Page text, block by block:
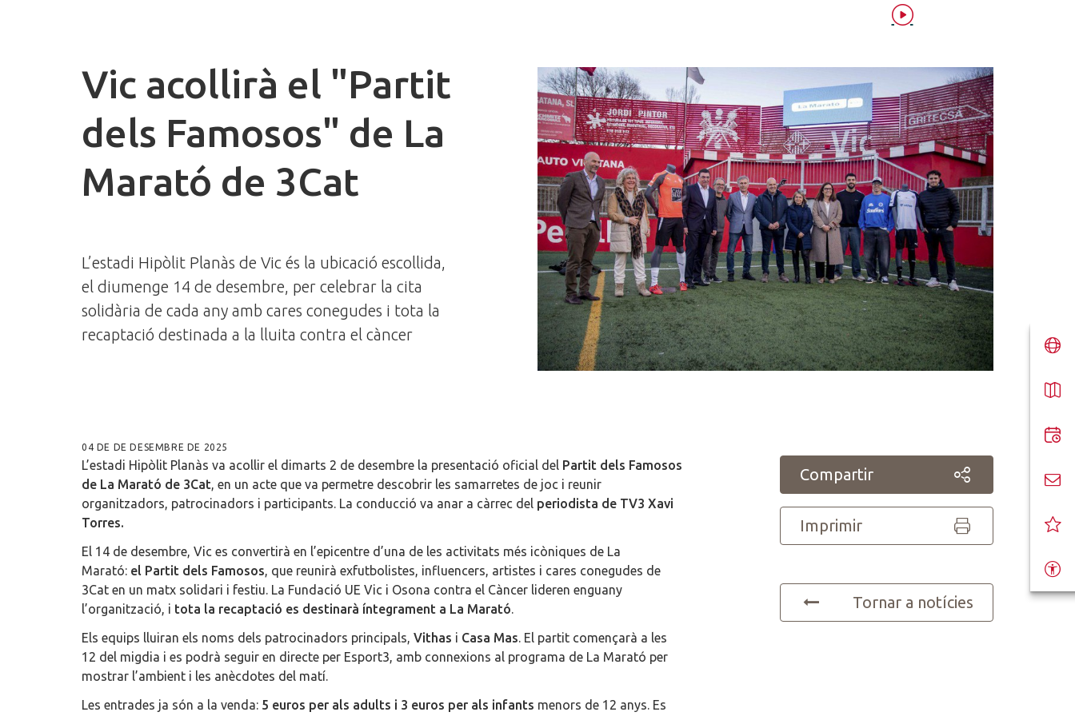
Vic acollirà el "Partit
dels Famosos" de La
Marató de 3Cat
L’estadi Hipòlit Planàs de Vic és la ubicació escollida,
el diumenge 14 de desembre, per celebrar la cita
solidària de cada any amb cares conegudes i tota la
recaptació destinada a la lluita contra el càncer
04 DE DE DESEMBRE DE 2025
L’estadi Hipòlit Planàs va acollir el dimarts 2 de desembre la presentació oficial del Partit dels Famosos
de La Marató de 3Cat, en un acte que va permetre descobrir les samarretes de joc i reunir
organitzadors, patrocinadors i participants. La conducció va anar a càrrec del periodista de TV3 Xavi
Torres.
El 14 de desembre, Vic es convertirà en l’epicentre d’una de les activitats més icòniques de La
Marató: el Partit dels Famosos, que reunirà exfutbolistes, influencers, artistes i cares conegudes de
3Cat en un matx solidari i festiu. La Fundació UE Vic i Osona contra el Càncer lideren enguany
l’organització, i tota la recaptació es destinarà íntegrament a La Marató.
Els equips lluiran els noms dels patrocinadors principals, Vithas i Casa Mas. El partit començarà a les
12 del migdia i es podrà seguir en directe per Esport3, amb connexions al programa de La Marató per
mostrar l’ambient i les anècdotes del matí.
Les entrades ja són a la venda: 5 euros per als adults i 3 euros per als infants menors de 12 anys. Es
Compartir
Imprimir
Tornar a notícies